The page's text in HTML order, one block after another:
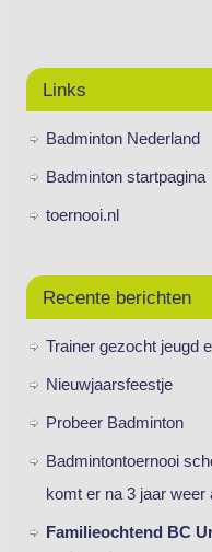
Links
Badminton Nederland
Badminton startpagina
toernooi.nl
Recente berichten
Trainer gezocht jeugd
Nieuwjaarsfeestje
Probeer Badminton
Badmintontoernooi
komt er na 3 jaar weer
Familieochtend BC